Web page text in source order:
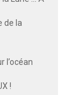
de la
l’océan
!